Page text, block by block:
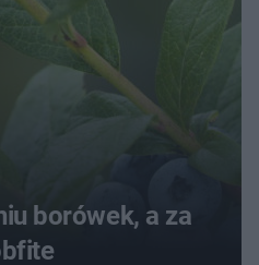
borówek, a za